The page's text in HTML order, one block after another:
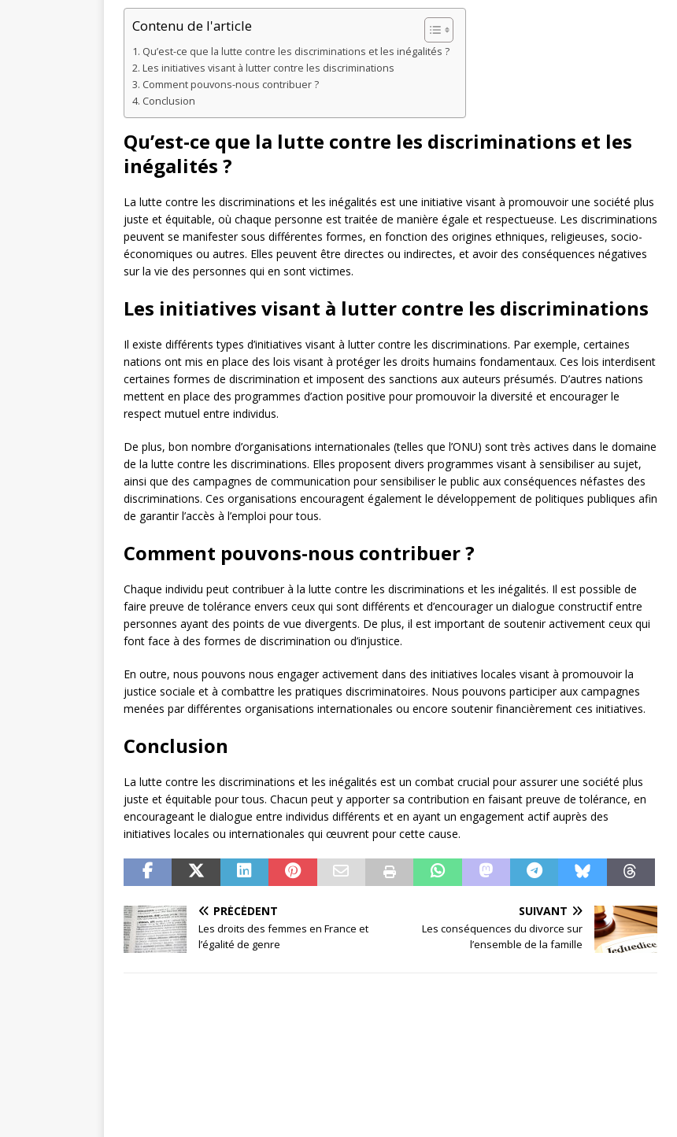
Contenu de l'article
Qu’est-ce que la lutte contre les discriminations et les inégalités ?
Les initiatives visant à lutter contre les discriminations
Comment pouvons-nous contribuer ?
Conclusion
Qu’est-ce que la lutte contre les discriminations et les
inégalités ?
La lutte contre les discriminations et les inégalités est une initiative visant à promouvoir une société plus
juste et équitable, où chaque personne est traitée de manière égale et respectueuse. Les discriminations
peuvent se manifester sous différentes formes, en fonction des origines ethniques, religieuses, socio-
économiques ou autres. Elles peuvent être directes ou indirectes, et avoir des conséquences négatives
sur la vie des personnes qui en sont victimes.
Les initiatives visant à lutter contre les discriminations
Il existe différents types d’initiatives visant à lutter contre les discriminations. Par exemple, certaines
nations ont mis en place des lois visant à protéger les droits humains fondamentaux. Ces lois interdisent
certaines formes de discrimination et imposent des sanctions aux auteurs présumés. D’autres nations
mettent en place des programmes d’action positive pour promouvoir la diversité et encourager le
respect mutuel entre individus.
De plus, bon nombre d’organisations internationales (telles que l’ONU) sont très actives dans le domaine
de la lutte contre les discriminations. Elles proposent divers programmes visant à sensibiliser au sujet,
ainsi que des campagnes de communication pour sensibiliser le public aux conséquences néfastes des
discriminations. Ces organisations encouragent également le développement de politiques publiques afin
de garantir l’accès à l’emploi pour tous.
Comment pouvons-nous contribuer ?
Chaque individu peut contribuer à la lutte contre les discriminations et les inégalités. Il est possible de
faire preuve de tolérance envers ceux qui sont différents et d’encourager un dialogue constructif entre
personnes ayant des points de vue divergents. De plus, il est important de soutenir activement ceux qui
font face à des formes de discrimination ou d’injustice.
En outre, nous pouvons nous engager activement dans des initiatives locales visant à promouvoir la
justice sociale et à combattre les pratiques discriminatoires. Nous pouvons participer aux campagnes
menées par différentes organisations internationales ou encore soutenir financièrement ces initiatives.
Conclusion
La lutte contre les discriminations et les inégalités est un combat crucial pour assurer une société plus
juste et équitable pour tous. Chacun peut y apporter sa contribution en faisant preuve de tolérance, en
encourageant le dialogue entre individus différents et en ayant un engagement actif auprès des
initiatives locales ou internationales qui œuvrent pour cette cause.
PRÉCÉDENT
Les droits des femmes en France et
l’égalité de genre
SUIVANT
Les conséquences du divorce sur
l’ensemble de la famille